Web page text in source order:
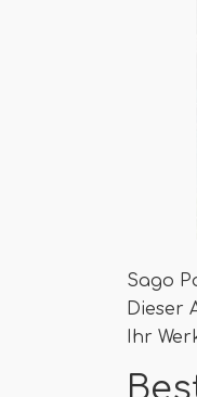
Sago
Dieser
Ihr